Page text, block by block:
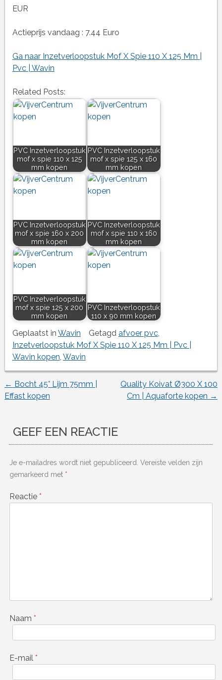
EUR
Actieprijs vandaag : 7.44 Euro
Ga naar Inzetverloopstuk Mof X Spie 110 X 125 Mm |
Pvc | Wavin
Related Posts:
PVC Inzetverloopstuk
mof x spie 110 x 125
mm kopen
PVC Inzetverloopstuk
mof x spie 125 x 160
mm kopen
PVC Inzetverloopstuk
mof x spie 160 x 200
mm kopen
PVC Inzetverloopstuk
mof x spie 110 x 160
mm kopen
PVC Inzetverloopstuk
mof x spie 125 x 200
mm kopen
PVC Inzetverloopstuk
110 x 90 mm kopen
Geplaatst in Wavin Getagd afvoer pvc,
Inzetverloopstuk Mof X Spie 110 X 125 Mm | Pvc |
Wavin kopen Wavin
Berichtnavigatie
← Bocht 45° Lijm 75mm |
Effast kopen
Quality Koivat Ø300 X 100
Cm | Aquaforte kopen →
GEEF EEN REACTIE
Je e-mailadres wordt niet gepubliceerd. Vereiste velden zijn
gemarkeerd met *
Reactie *
Naam *
E-mail *